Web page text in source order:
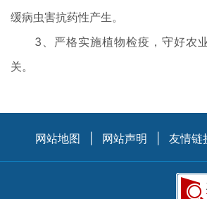
缓病虫害抗药性产生。
3、严格实施植物检疫，守好农
关。
网站地图 网站声明 友情链